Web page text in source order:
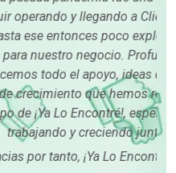
a Clientes desde un
poco explorado que rindió
Profundamente
ideas de mejora y
hemos recibido por parte
esperando seguir
juntos.
Lo Encontré!.